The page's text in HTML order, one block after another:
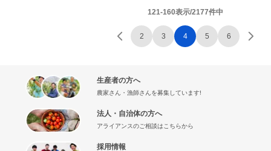
121-160表示/2177件中
2 3 4 5 6
生産者の方へ
農家さん・漁師さんを募集しています!
法人・自治体の方へ
アライアンスのご相談はこちらから
採用情報